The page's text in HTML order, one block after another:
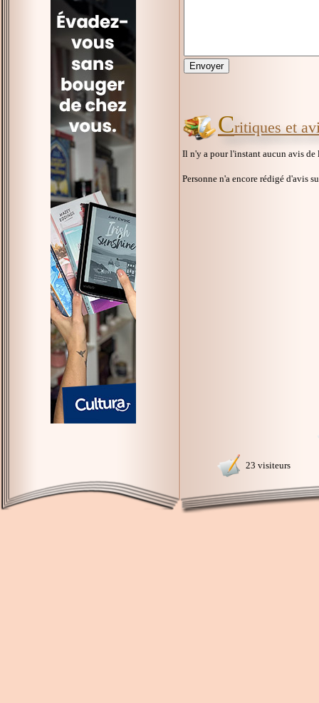
Critiques et
Il n'y a pour l'instant aucun avis
Personne n'a encore rédigé d'avis
23 visiteurs